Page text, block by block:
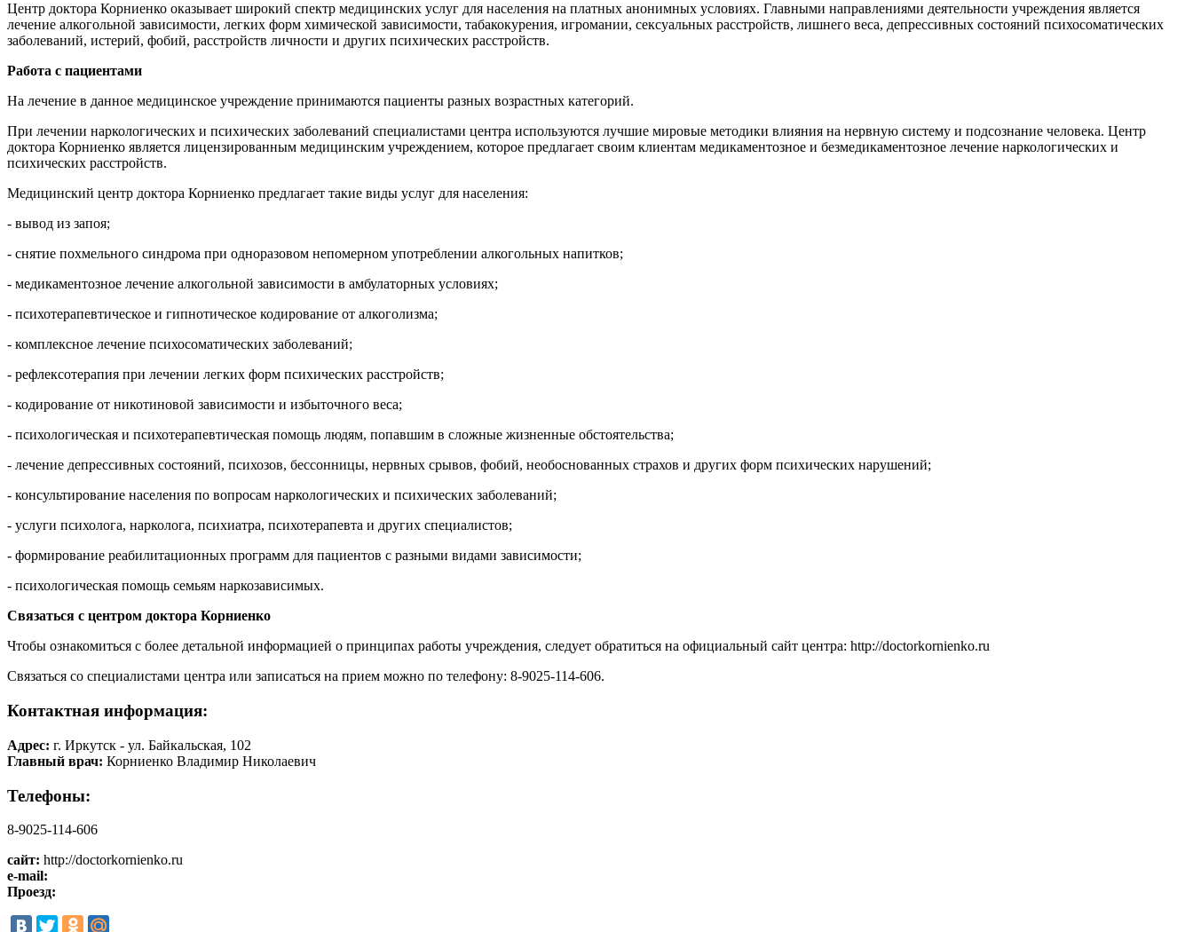
Центр доктора Корниенко оказывает широкий спектр медицинских услуг для населения на платных анонимных условиях. Главными направлениями деятельности учреждения является
лечение алкогольной зависимости, легких форм химической зависимости, табакокурения, игромании, сексуальных расстройств, лишнего веса, депрессивных состояний психосоматических
заболеваний, истерий, фобий, расстройств личности и других психических расстройств.
Работа с пациентами
На лечение в данное медицинское учреждение принимаются пациенты разных возрастных категорий.
При лечении наркологических и психических заболеваний специалистами центра используются лучшие мировые методики влияния на нервную систему и подсознание человека. Центр
доктора Корниенко является лицензированным медицинским учреждением, которое предлагает своим клиентам медикаментозное и безмедикаментозное лечение наркологических и
психических расстройств.
Медицинский центр доктора Корниенко предлагает такие виды услуг для населения:
- вывод из запоя;
- снятие похмельного синдрома при одноразовом непомерном употреблении алкогольных напитков;
- медикаментозное лечение алкогольной зависимости в амбулаторных условиях;
- психотерапевтическое и гипнотическое кодирование от алкоголизма;
- комплексное лечение психосоматических заболеваний;
- рефлексотерапия при лечении легких форм психических расстройств;
- кодирование от никотиновой зависимости и избыточного веса;
- психологическая и психотерапевтическая помощь людям, попавшим в сложные жизненные обстоятельства;
- лечение депрессивных состояний, психозов, бессонницы, нервных срывов, фобий, необоснованных страхов и других форм психических нарушений;
- консультирование населения по вопросам наркологических и психических заболеваний;
- услуги психолога, нарколога, психиатра, психотерапевта и других специалистов;
- формирование реабилитационных программ для пациентов с разными видами зависимости;
- психологическая помощь семьям наркозависимых.
Связаться с центром доктора Корниенко
Чтобы ознакомиться с более детальной информацией о принципах работы учреждения, следует обратиться на официальный сайт центра: http://doctorkornienko.ru
Связаться со специалистами центра или записаться на прием можно по телефону: 8-9025-114-606.
Контактная информация:
Адрес: г. Иркутск - ул. Байкальская, 102
Главный врач: Корниенко Владимир Николаевич
Телефоны:
8-9025-114-606
сайт: http://doctorkornienko.ru
e-mail:
Проезд: